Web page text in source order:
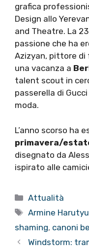
grafica
Design allo
and Theatre. La
passione che ha
Azizyan, pittore di
una vacanza a
talent scout in
passerella di
moda.
L’anno scorso ha
primavera/
disegnato da
ispirato alle
Categorie
Attualità
Tag
Armine
shaming, canoni
Windstorm: